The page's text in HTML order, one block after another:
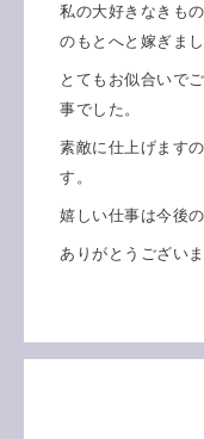
私の大好きなきも
のもとへと嫁ぎまし
とてもお似合いで
事でした。
素敵に仕上げます
す。
嬉しい仕事は今後
ありがとうございま